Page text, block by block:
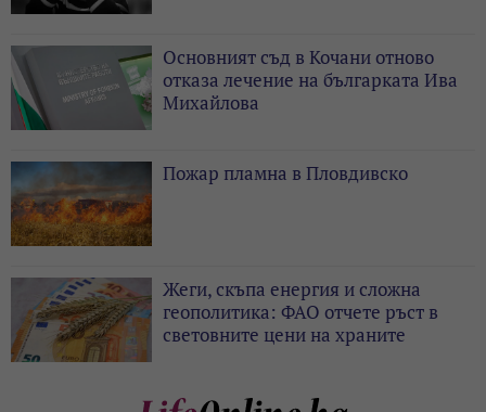
Основният съд в Кочани отново
отказа лечение на българката Ива
Михайлова
Пожар пламна в Пловдивско
Жеги, скъпа енергия и сложна
геополитика: ФАО отчете ръст в
световните цени на храните